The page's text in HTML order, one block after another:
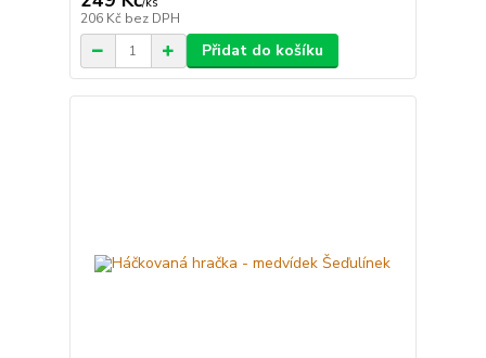
206 Kč bez DPH
Přidat do košíku